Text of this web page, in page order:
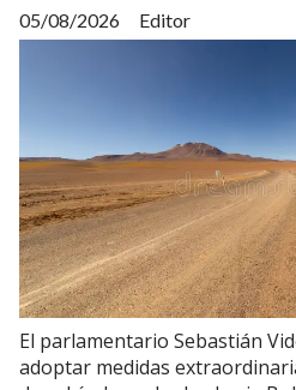
Editor
05/08/2026
El parlamentario Sebastián
adoptar medidas